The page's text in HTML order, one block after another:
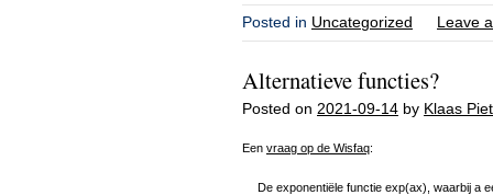
Posted in Uncategorized Leave
Alternatieve functies?
Posted on 2021-09-14 by Klaas
Een vraag op de Wisfaq:
De exponentiële functie exp(ax), waarbij a